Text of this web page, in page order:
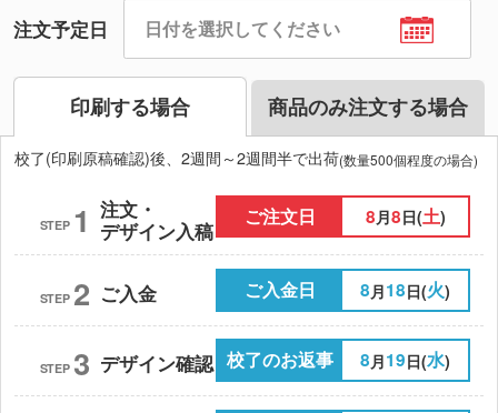
注文予定日
印刷する場合 商品のみ注文する場合
校了(印刷原稿確認)後、2週間～2週間半で出荷(数量500個程度の場合)
STEP 1 注文・
デザイン入稿
ご注文日 8月8日(土)
STEP 2 ご入金 ご入金日 8 月18日(火)
STEP 3 デザイン確認 校了のお返事 8 月19日(水)